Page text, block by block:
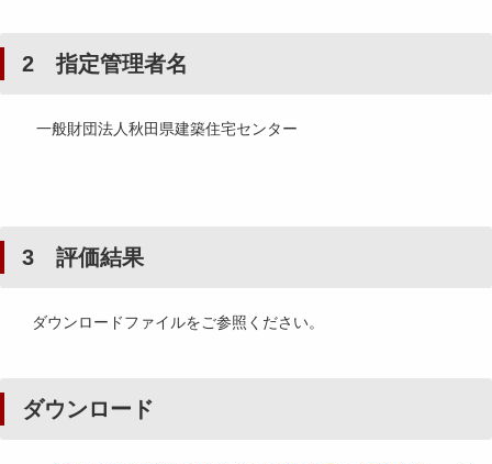
2 指定管理者名
一般財団法人秋田県建築住宅センター
3 評価結果
ダウンロードファイルをご参照ください。
ダウンロード